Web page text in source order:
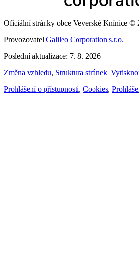
Oficiální stránky obce Veverské Knínice ©
Provozovatel Galileo Corporation s.r.o.
Poslední aktualizace: 7. 8. 2026
Změna vzhledu, Struktura stránek,
Prohlášení o přístupnosti, Cookies,